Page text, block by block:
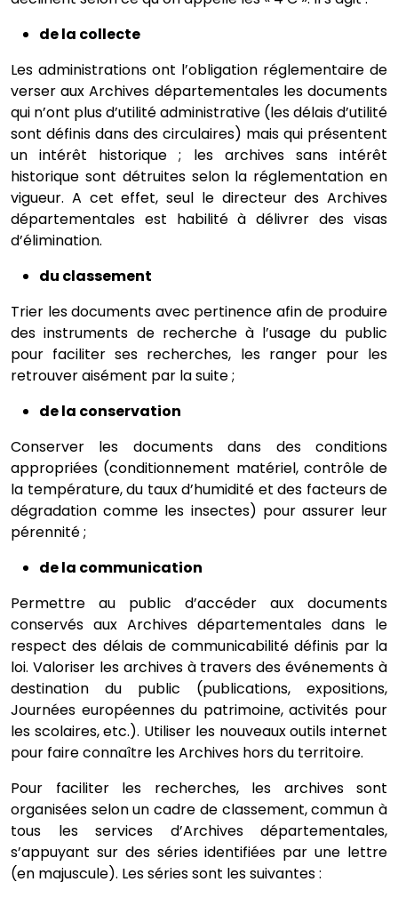
de la collecte
Les administrations ont l’obligation réglementaire de
verser aux Archives départementales les documents
qui n’ont plus d’utilité administrative (les délais d’utilité
sont définis dans des circulaires) mais qui présentent
un intérêt historique ; les archives sans intérêt
historique sont détruites selon la réglementation en
vigueur. A cet effet, seul le directeur des Archives
départementales est habilité à délivrer des visas
d’élimination.
du classement
Trier les documents avec pertinence afin de produire
des instruments de recherche à l’usage du public
pour faciliter ses recherches, les ranger pour les
retrouver aisément par la suite ;
de la conservation
Conserver les documents dans des conditions
appropriées (conditionnement matériel, contrôle de
la température, du taux d’humidité et des facteurs de
dégradation comme les insectes) pour assurer leur
pérennité ;
de la communication
Permettre au public d’accéder aux documents
conservés aux Archives départementales dans le
respect des délais de communicabilité définis par la
loi. Valoriser les archives à travers des événements à
destination du public (publications, expositions,
Journées européennes du patrimoine, activités pour
les scolaires, etc.). Utiliser les nouveaux outils internet
pour faire connaître les Archives hors du territoire.
Pour faciliter les recherches, les archives sont
organisées selon un cadre de classement, commun à
tous les services d’Archives départementales,
s’appuyant sur des séries identifiées par une lettre
(en majuscule). Les séries sont les suivantes :